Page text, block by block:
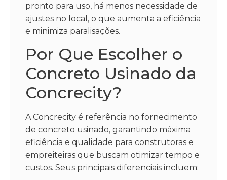
pronto para uso, há menos necessidade de
ajustes no local, o que aumenta a eficiência
e minimiza paralisações.
Por Que Escolher o
Concreto Usinado da
Concrecity?
A Concrecity é referência no fornecimento
de concreto usinado, garantindo máxima
eficiência e qualidade para construtoras e
empreiteiras que buscam otimizar tempo e
custos. Seus principais diferenciais incluem: